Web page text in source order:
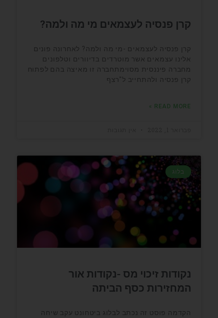
קרן פנסיה לעצמאים מי מה ולמה?
קרן פנסיה לעצמאים -מי מה ולמה? לאחרונה פונים
אלינו עצמאים אשר מוטרדים בדיוורים וטלפונים
מחברה פיננסית מסוימתחברה זו מאיצה בהם לפתוח
קרן פנסיה ולהתחייב ל"רצף
READ MORE »
בלוג
נקודות זיכוי מס -נקודות אור
המחזירות כסף הביתה
הקדמה פוסט זה נכתב לבלוג ביטחונט עקב שיחה